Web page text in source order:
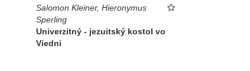
Salomon Kleiner, Hieronymus
Sperling
Univerzitný - jezuitský kostol vo
Viedni